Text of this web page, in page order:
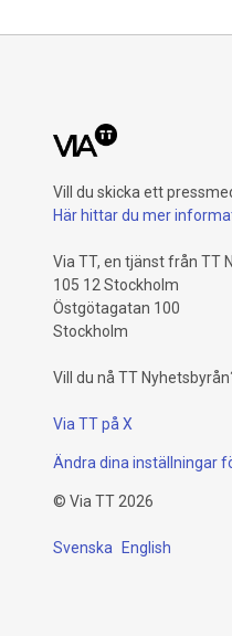
Vill du skicka ett
Här hittar du mer
Via TT, en tjänst från TT
105 12 Stockholm
Östgötagatan 100
Stockholm
Vill du nå TT
Via TT på X
Ändra dina inställningar
© Via TT 2026
Svenska English